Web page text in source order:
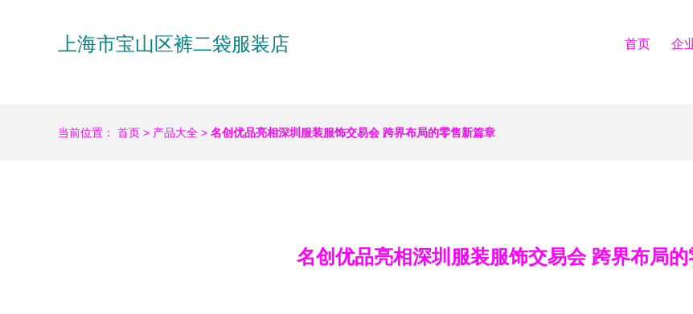
上海市宝山区裤二袋服装店 首页 企
当前位置： 首页 > 产品大全 > 名创优品亮相深圳服装服饰交易会 跨界布局的零售新篇章
名创优品亮相深圳服装服饰交易会 跨界布局